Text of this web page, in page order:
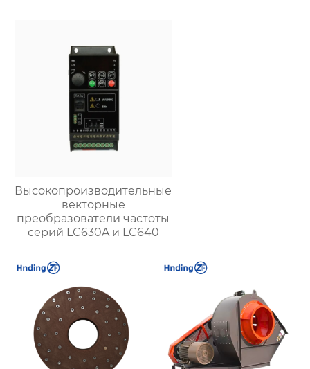
Высокопроизводительные
векторные
преобразователи частоты
серий LC630A и LC640